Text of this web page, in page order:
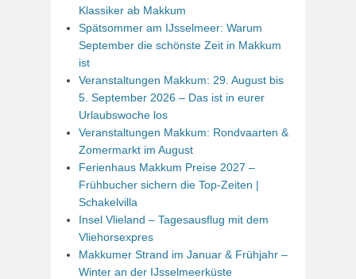
Klassiker ab Makkum
Spätsommer am IJsselmeer: Warum
September die schönste Zeit in Makkum
ist
Veranstaltungen Makkum: 29. August bis
5. September 2026 – Das ist in eurer
Urlaubswoche los
Veranstaltungen Makkum: Rondvaarten &
Zomermarkt im August
Ferienhaus Makkum Preise 2027 –
Frühbucher sichern die Top-Zeiten |
Schakelvilla
Insel Vlieland – Tagesausflug mit dem
Vliehorsexpres
Makkumer Strand im Januar & Frühjahr –
Winter an der IJsselmeerküste